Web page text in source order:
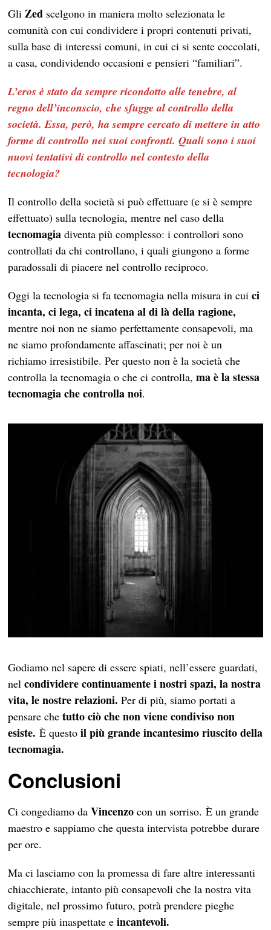
GliZed scelgono in maniera molto selezionata le
comunità con cui condividere i propri contenuti privati,
sulla base di interessi comuni, in cui ci si sente coccolati,
a casa, condividendo occasioni e pensieri “familiari”.
L’eros è stato da sempre ricondotto alle tenebre, al
regno dell’inconscio, che sfugge al controllo della
società. Essa, però, ha sempre cercato di mettere in atto
forme di controllo nei suoi confronti. Quali sono i suoi
nuovi tentativi di controllo nel contesto della
tecnologia?
Il controllo della società si può effettuare (e si è sempre
effettuato) sulla tecnologia, mentre nel caso della
tecnomagia diventa più complesso: i controllori sono
controllati da chi controllano, i quali giungono a forme
paradossali di piacere nel controllo reciproco.
Oggi la tecnologia si fa tecnomagia nella misura in cuici
incanta, ci lega, ci incatena al di là della ragione,
mentre noi non ne siamo perfettamente consapevoli, ma
ne siamo profondamente affascinati; per noi è un
richiamo irresistibile. Per questo non è la società che
controlla la tecnomagia o che ci controlla,ma è la stessa
tecnomagia che controlla noi.
Godiamo nel sapere di essere spiati, nell’essere guardati,
nelcondividere continuamente i nostri spazi, la nostra
vita, le nostre relazioni.Per di più, siamo portati a
pensare chetutto ciò che non viene condiviso non
esiste.È questo il più grande incantesimo riuscito della
tecnomagia.
Conclusioni
Ci congediamo daVincenzo con un sorriso. È un grande
maestro e sappiamo che questa intervista potrebbe durare
per ore.
Ma ci lasciamo con la promessa di fare altre interessanti
chiacchierate, intanto più consapevoli che la nostra vita
digitale, nel prossimo futuro, potrà prendere pieghe
sempre più inaspettate eincantevoli.